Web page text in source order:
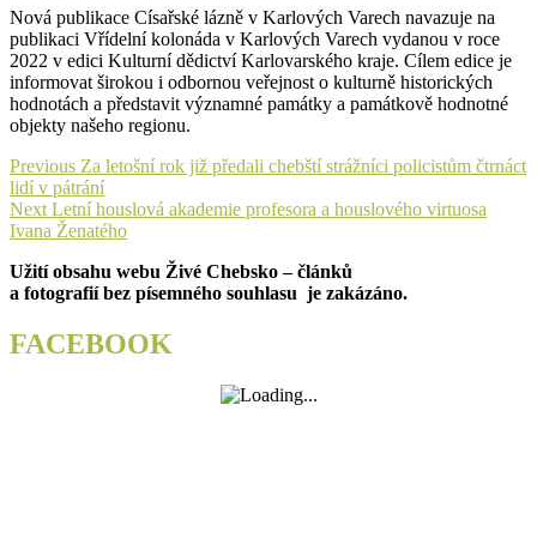
Nová publikace Císařské lázně v Karlových Varech navazuje na
publikaci Vřídelní kolonáda v Karlových Varech vydanou v roce
2022 v edici Kulturní dědictví Karlovarského kraje. Cílem edice je
informovat širokou i odbornou veřejnost o kulturně historických
hodnotách a představit významné památky a památkově hodnotné
objekty našeho regionu.
Navigace
pro
příspěvek
Previous Previous
post:
Za letošní rok již předali chebští strážníci policistům čtrnáct
lidí v pátrání
Next Next
post:
Letní houslová akademie profesora a houslového virtuosa
Ivana Ženatého
Užití obsahu webu Živé Chebsko – článků
a fotografií bez písemného souhlasu je zakázáno.
FACEBOOK